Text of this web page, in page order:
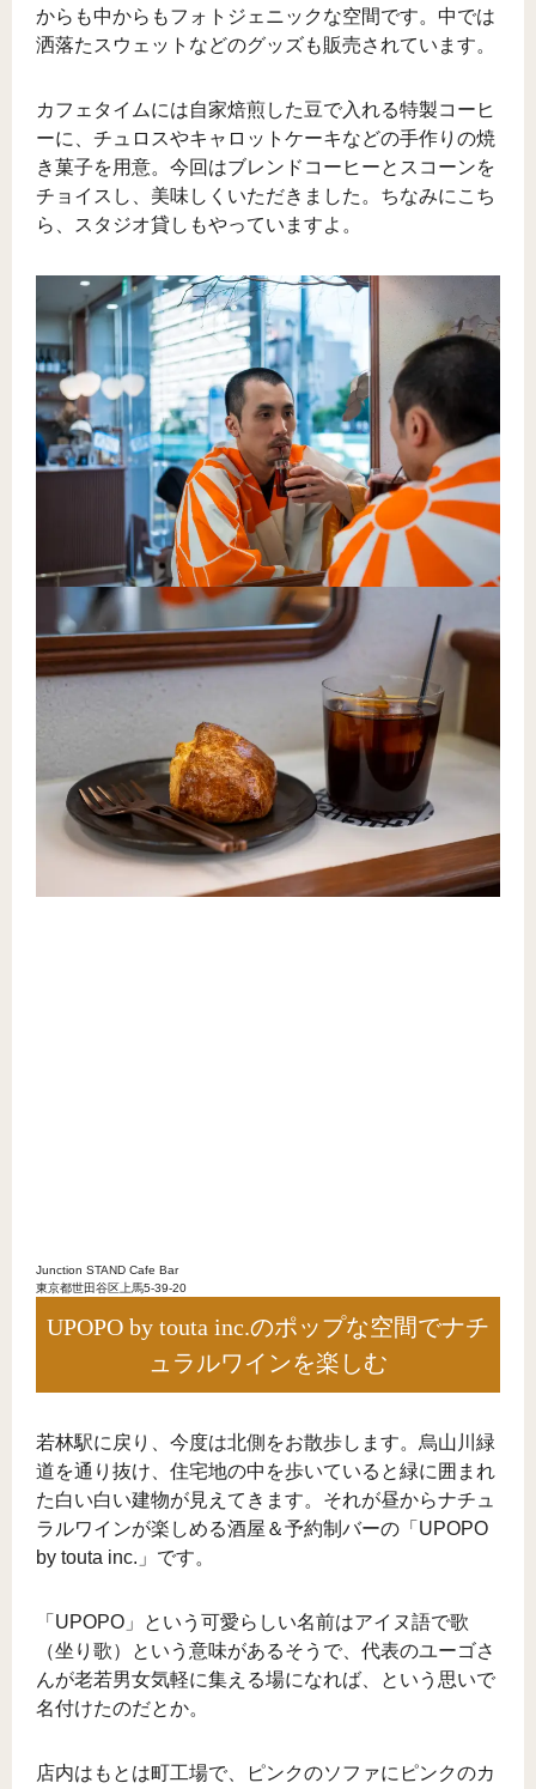
からも中からもフォトジェニックな空間です。中では
洒落たスウェットなどのグッズも販売されています。
カフェタイムには自家焙煎した豆で入れる特製コーヒ
ーに、チュロスやキャロットケーキなどの手作りの焼
き菓子を用意。今回はブレンドコーヒーとスコーンを
チョイスし、美味しくいただきました。ちなみにこち
ら、スタジオ貸しもやっていますよ。
Junction STAND Cafe Bar
東京都世田谷区上馬5-39-20
UPOPO by touta inc.のポップな空間でナチ
ュラルワインを楽しむ
若林駅に戻り、今度は北側をお散歩します。烏山川緑
道を通り抜け、住宅地の中を歩いていると緑に囲まれ
た白い白い建物が見えてきます。それが昼からナチュ
ラルワインが楽しめる酒屋＆予約制バーの「UPOPO
by touta inc.」です。
「UPOPO」という可愛らしい名前はアイヌ語で歌
（坐り歌）という意味があるそうで、代表のユーゴさ
んが老若男女気軽に集える場になれば、という思いで
名付けたのだとか。
店内はもとは町工場で、ピンクのソファにピンクのカ